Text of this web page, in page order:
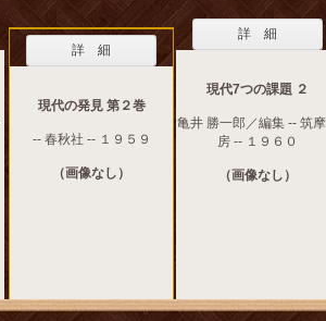
詳 細
現代の発見 第２巻
-- 春秋社 -- １９５９
（画像なし）
詳 細
現代7つの課題 ２
亀井 勝一郎／編集 -- 筑
房 -- １９６０
（画像なし）